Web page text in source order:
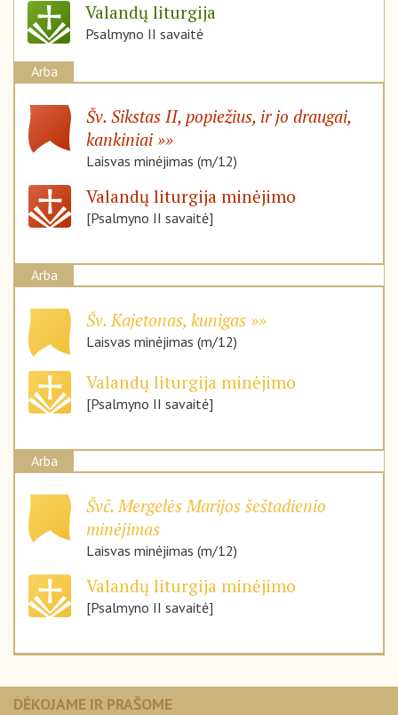
Valandų liturgija
Psalmyno II savaitė
Arba
Šv. Sikstas II, popiežius, ir jo draugai,
kankiniai
Laisvas minėjimas (m/12)
Valandų liturgija minėjimo
[Psalmyno II savaitė]
Arba
Šv. Kajetonas, kunigas
Laisvas minėjimas (m/12)
Valandų liturgija minėjimo
[Psalmyno II savaitė]
Arba
Švč. Mergelės Marijos šeštadienio
minėjimas
Laisvas minėjimas (m/12)
Valandų liturgija minėjimo
[Psalmyno II savaitė]
DĖKOJAME IR PRAŠOME